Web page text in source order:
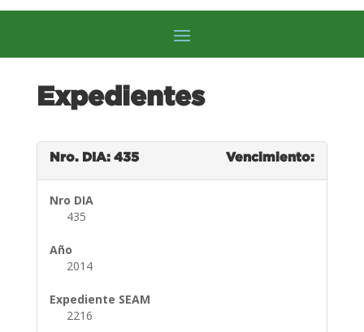
Expedientes
Nro. DIA: 435 Vencimiento:
Nro DIA
435
Año
2014
Expediente SEAM
2216